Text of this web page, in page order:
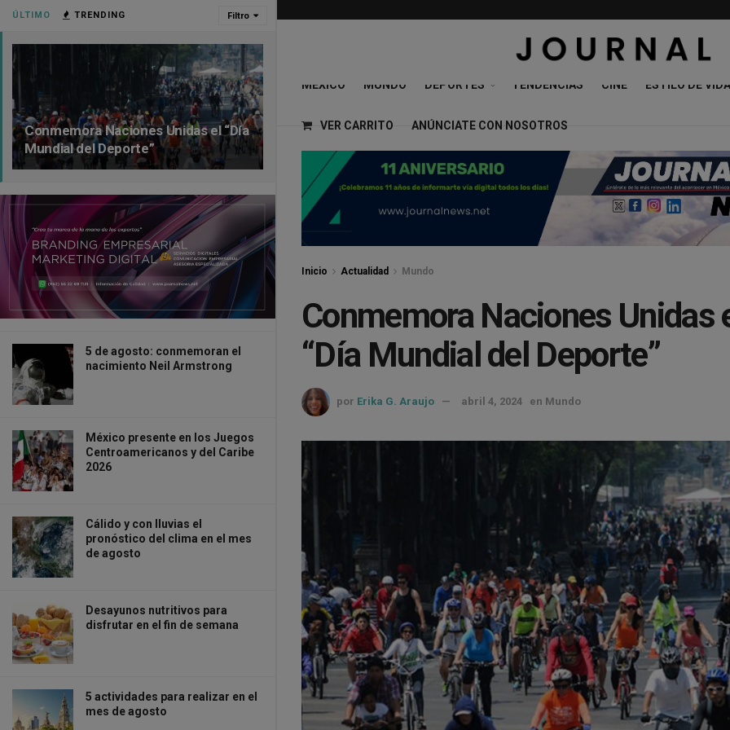
ÚLTIMO TRENDING Filtro
Conmemora Naciones Unidas el “Día
Mundial del Deporte”
5 de agosto: conmemoran el
nacimiento Neil Armstrong
México presente en los Juegos
Centroamericanos y del Caribe
2026
Cálido y con lluvias el
pronóstico del clima en el mes
de agosto
Desayunos nutritivos para
disfrutar en el fin de semana
5 actividades para realizar en el
mes de agosto
MÉXICO MUNDO DEPORTES TENDENCIAS CINE ESTILO DE VIDA
VER CARRITO ANÚNCIATE CON NOSOTROS
Inicio Actualidad Mundo
Conmemora Naciones Unidas
“Día Mundial del Deporte”
por Erika G. Araujo abril 4, 2024 en Mundo